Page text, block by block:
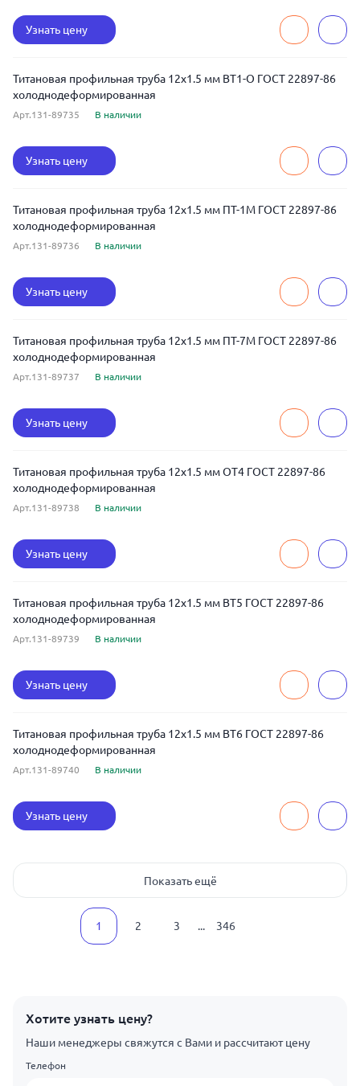
Узнать цену
Титановая профильная труба 12x1.5 мм ВТ1-О ГОСТ 22897-86
холоднодеформированная
Арт.131-89735 В наличии
Узнать цену
Титановая профильная труба 12x1.5 мм ПТ-1М ГОСТ 22897-86
холоднодеформированная
Арт.131-89736 В наличии
Узнать цену
Титановая профильная труба 12x1.5 мм ПТ-7М ГОСТ 22897-86
холоднодеформированная
Арт.131-89737 В наличии
Узнать цену
Титановая профильная труба 12x1.5 мм ОТ4 ГОСТ 22897-86
холоднодеформированная
Арт.131-89738 В наличии
Узнать цену
Титановая профильная труба 12x1.5 мм ВТ5 ГОСТ 22897-86
холоднодеформированная
Арт.131-89739 В наличии
Узнать цену
Титановая профильная труба 12x1.5 мм ВТ6 ГОСТ 22897-86
холоднодеформированная
Арт.131-89740 В наличии
Узнать цену
Показать ещё
1 2 3 ... 346
Хотите узнать цену?
Наши менеджеры свяжутся с Вами и рассчитают цену
Телефон